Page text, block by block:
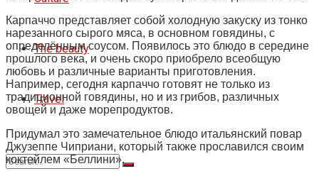
The beauty
Travel
Карпаччо представляет собой холодную закуску из тонко
нарезанного сырого мяса, в основном говядины, с
определённым соусом. Появилось это блюдо в середине
прошлого века, и очень скоро приобрело всеобщую
любовь и различные варианты приготовления.
Например, сегодня карпаччо готовят не только из
традиционной говядины, но и из грибов, различных
овощей и даже морепродуктов.
Придумал это замечательное блюдо итальянский повар
Джузеппе Чиприани, который также прославился своим
коктейлем «Беллини».